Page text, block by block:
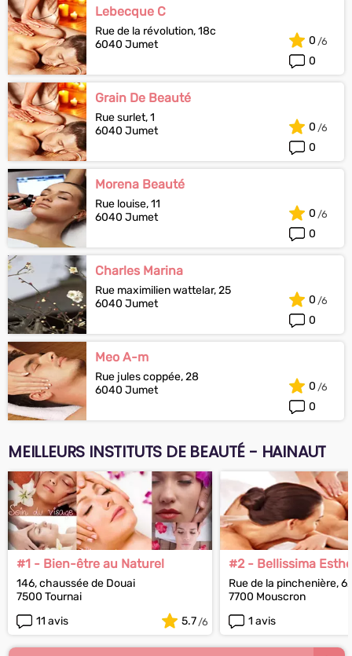
Lebecque C
Rue de la révolution, 18c
6040 Jumet
0
0
Grain De Beauté
Rue surlet, 1
6040 Jumet
0
0
Morena Beauté
Rue louise, 11
6040 Jumet
0
0
Charles Marina
Rue maximilien wattelar, 25
6040 Jumet
0
0
Meo A-m
Rue jules coppée, 28
6040 Jumet
0
0
MEILLEURS INSTITUTS DE BEAUTÉ - HAINAUT
#1 - Bien-être au Naturel
146, chaussée de Douai
7500 Tournai
11 avis
5.7
#2 - Bellissima
Rue de la pinchenière,
7700 Mouscron
1 avis